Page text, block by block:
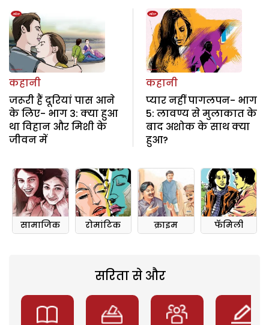
कहानी
जरूरी हैं दूरियां पास आने
के लिए- भाग 3: क्या हुआ
था विहान और मिशी के
जीवन में
कहानी
प्यार नहीं पागलपन- भाग
5: लावण्य से मुलाकात के
बाद अशोक के साथ क्या
हुआ?
सामाजिक रोमांटिक क्राइम फॅमिली
सरिता से और